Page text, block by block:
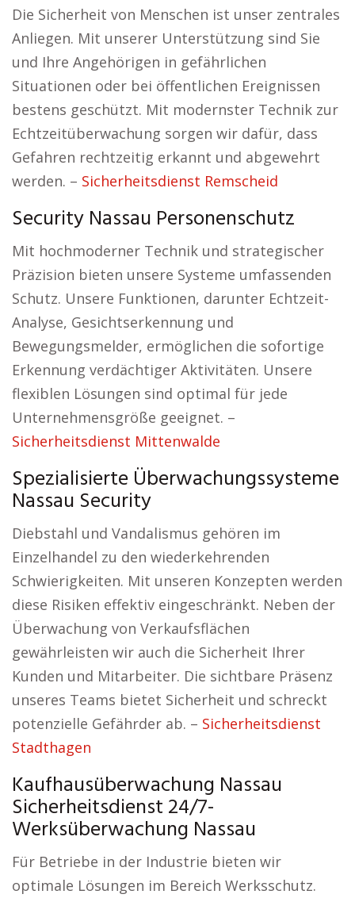
Die Sicherheit von Menschen ist unser zentrales
Anliegen. Mit unserer Unterstützung sind Sie
und Ihre Angehörigen in gefährlichen
Situationen oder bei öffentlichen Ereignissen
bestens geschützt. Mit modernster Technik zur
Echtzeitüberwachung sorgen wir dafür, dass
Gefahren rechtzeitig erkannt und abgewehrt
werden. – Sicherheitsdienst Remscheid
Security Nassau Personenschutz
Mit hochmoderner Technik und strategischer
Präzision bieten unsere Systeme umfassenden
Schutz. Unsere Funktionen, darunter Echtzeit-
Analyse, Gesichtserkennung und
Bewegungsmelder, ermöglichen die sofortige
Erkennung verdächtiger Aktivitäten. Unsere
flexiblen Lösungen sind optimal für jede
Unternehmensgröße geeignet. –
Sicherheitsdienst Mittenwalde
Spezialisierte Überwachungssysteme
Nassau Security
Diebstahl und Vandalismus gehören im
Einzelhandel zu den wiederkehrenden
Schwierigkeiten. Mit unseren Konzepten werden
diese Risiken effektiv eingeschränkt. Neben der
Überwachung von Verkaufsflächen
gewährleisten wir auch die Sicherheit Ihrer
Kunden und Mitarbeiter. Die sichtbare Präsenz
unseres Teams bietet Sicherheit und schreckt
potenzielle Gefährder ab. – Sicherheitsdienst
Stadthagen
Kaufhausüberwachung Nassau
Sicherheitsdienst 24/7-
Werksüberwachung Nassau
Für Betriebe in der Industrie bieten wir
optimale Lösungen im Bereich Werksschutz.